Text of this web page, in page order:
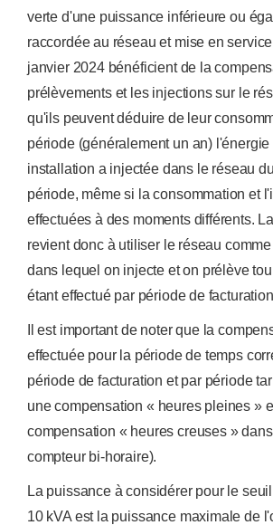
verte d'une puissance inférieure ou
raccordée au réseau et mise en
janvier 2024 bénéficient de la
prélèvements et les injections sur le
qu'ils peuvent déduire de leur
période (généralement un an)
installation a injectée dans le réseau
période, même si la consommation et
effectuées à des moments différents.
revient donc à utiliser le réseau
dans lequel on injecte et on prélève
étant effectué par période de
Il est important de noter que la
effectuée pour la période de temps
période de facturation et par période
une compensation « heures pleines »
compensation « heures creuses »
compteur bi-horaire).
La puissance à considérer pour le
10 kVA est la puissance maximale de